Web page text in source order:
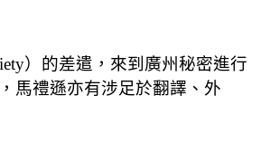
）的差遣，來到廣州秘密進行
馬禮遜亦有涉足於翻譯、外